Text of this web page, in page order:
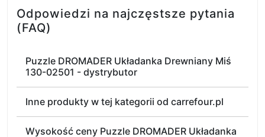
Odpowiedzi na najczęstsze pytania
(FAQ)
Puzzle DROMADER Układanka Drewniany Miś
130-02501 - dystrybutor
Inne produkty w tej kategorii od carrefour.pl
Wysokość ceny Puzzle DROMADER Układanka